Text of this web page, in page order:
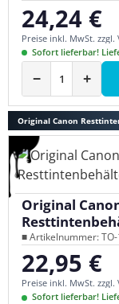
Regulärer Preis:
24,24 €
Preise inkl. MwSt. zzgl.
Sofort lieferbar!
− +
Original Canon
Original
■ Artikelnummer:
Regulärer Preis:
22,95 €
Preise inkl. MwSt. zzgl.
Sofort lieferbar!